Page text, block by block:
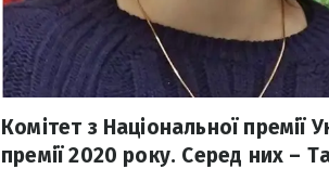
Комітет з Національної премії
премії 2020 року. Серед них –